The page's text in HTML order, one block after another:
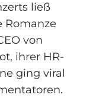
ließ
Romanze
von
ihrer HR-
ging viral